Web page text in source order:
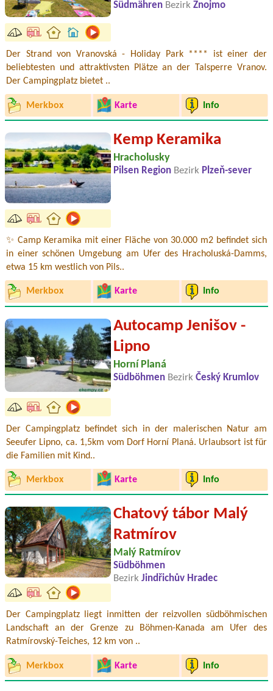
Südmähren Bezirk Znojmo
Der Strand von Vranovská - Holiday Park **** ist einer der
beliebtesten und attraktivsten Plätze an der Talsperre Vranov.
Der Campingplatz bietet ..
Merkbox Karte Info
Kemp Keramika
Hracholusky
Pilsen Region Bezirk Plzeň-sever
✨ Camp Keramika mit einer Fläche von 30.000 m2 befindet sich
in einer schönen Umgebung am Ufer des Hracholuská-Damms,
etwa 15 km westlich von Pils..
Merkbox Karte Info
Autocamp Jenišov -
Lipno
Horní Planá
Südböhmen Bezirk Český Krumlov
Der Campingplatz befindet sich in der malerischen Natur am
Seeufer Lipno, ca. 1,5km vom Dorf Horní Planá. Urlaubsort ist für
die Familien mit Kind..
Merkbox Karte Info
Chatový tábor Malý
Ratmírov
Malý Ratmírov
Südböhmen
Bezirk Jindřichův Hradec
Der Campingplatz liegt inmitten der reizvollen südböhmischen
Landschaft an der Grenze zu Böhmen-Kanada am Ufer des
Ratmírovský-Teiches, 12 km von ..
Merkbox Karte Info